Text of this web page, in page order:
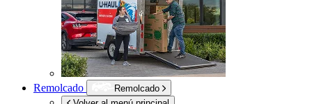
Remolcado
Remolcado